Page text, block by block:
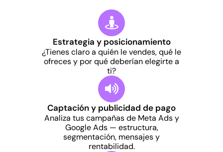
Estrategia y posicionamiento
¿Tienes claro a quién le vendes, qué le
ofreces y por qué deberían elegirte a
ti?
Captación y publicidad de pago
Analiza tus campañas de Meta Ads y
Google Ads — estructura,
segmentación, mensajes y
rentabilidad.